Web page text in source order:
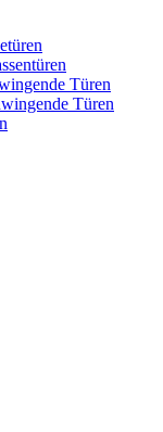
Türen
Türen